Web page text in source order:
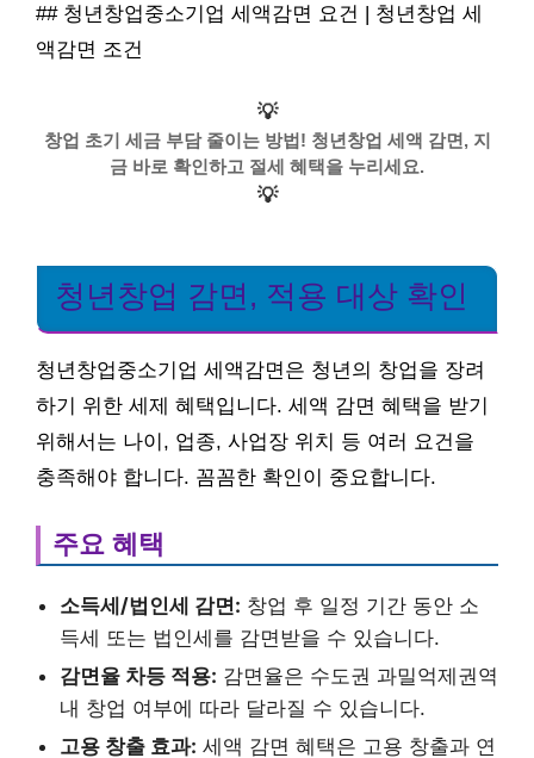
## 청년창업중소기업 세액감면 요건 | 청년창업 세
액감면 조건
💡
창업 초기 세금 부담 줄이는 방법! 청년창업 세액 감면, 지
금 바로 확인하고 절세 혜택을 누리세요.
💡
청년창업 감면, 적용 대상 확인
청년창업중소기업 세액감면은 청년의 창업을 장려
하기 위한 세제 혜택입니다. 세액 감면 혜택을 받기
위해서는 나이, 업종, 사업장 위치 등 여러 요건을
충족해야 합니다. 꼼꼼한 확인이 중요합니다.
주요 혜택
소득세/법인세 감면: 창업 후 일정 기간 동안 소
득세 또는 법인세를 감면받을 수 있습니다.
감면율 차등 적용: 감면율은 수도권 과밀억제권역
내 창업 여부에 따라 달라질 수 있습니다.
고용 창출 효과: 세액 감면 혜택은 고용 창출과 연